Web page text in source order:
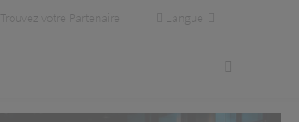
Trouvez votre Partenaire Langue